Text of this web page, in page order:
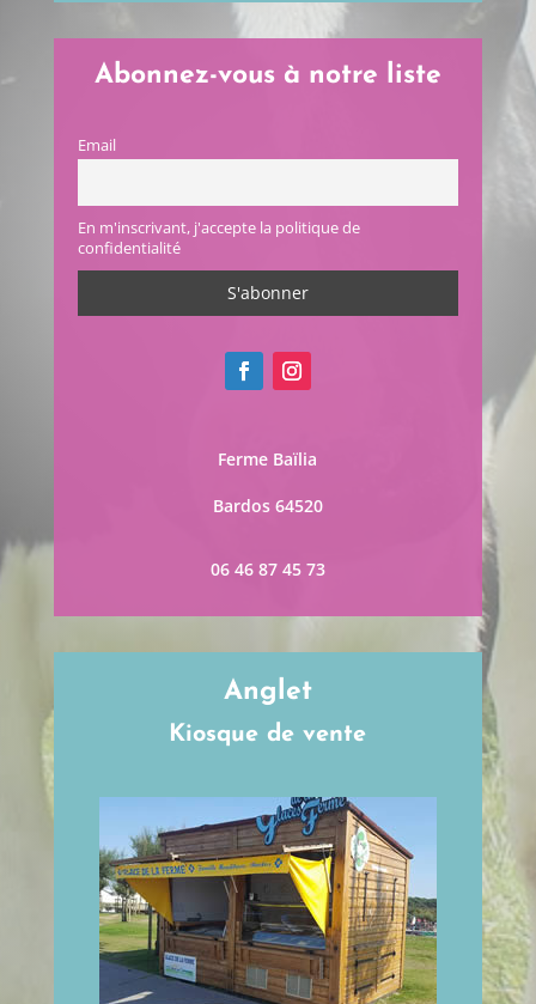
Abonnez-vous à notre liste
Email
En m'inscrivant, j'accepte la politique de
confidentialité
Ferme Baïlia
Bardos 64520
06 46 87 45 73
Anglet
Kiosque de vente